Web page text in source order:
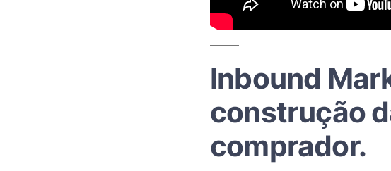
Inbound
construção
comprador.